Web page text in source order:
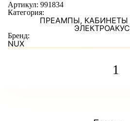
Артикул: 991834
Категория:
ПРЕАМПЫ,
Бренд:
NUX